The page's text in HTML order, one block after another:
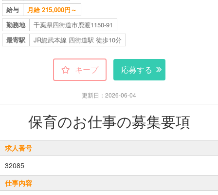
給与
月給 215,000円～
勤務地
千葉県四街道市鹿渡1150-91
最寄駅
JR総武本線 四街道駅 徒歩10分
キープ 応募する
更新日：2026-06-04
保育のお仕事の募集要項
求人番号
32085
仕事内容